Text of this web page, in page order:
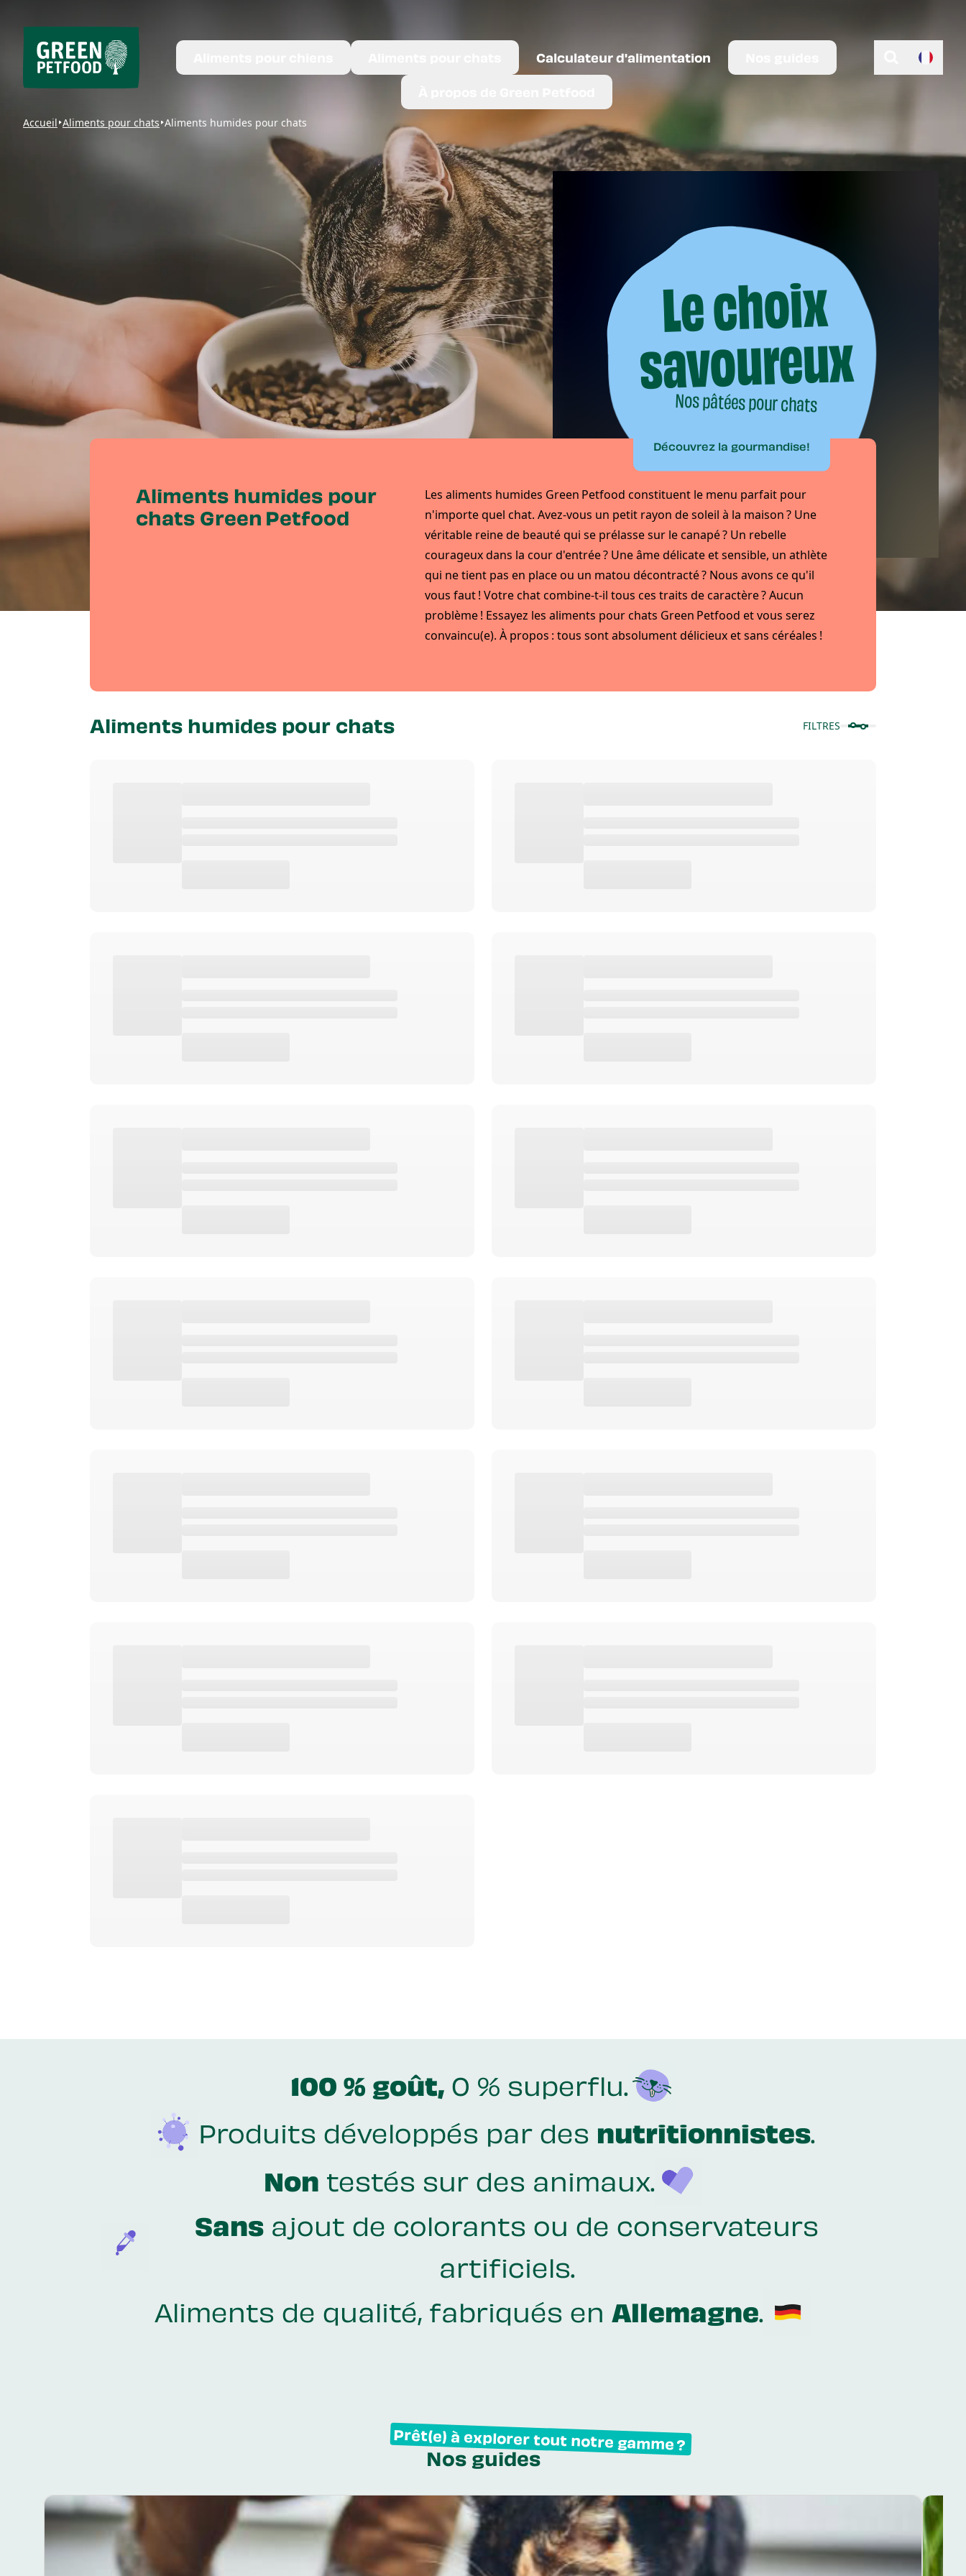
Calculateur d'alimentation
Accueil Aliments pour chats Aliments humides pour chats
Aliments humides pour
chats Green Petfood
Les aliments humides Green Petfood constituent le menu parfait pour
n'importe quel chat. Avez-vous un petit rayon de soleil à la maison ? Une
véritable reine de beauté qui se prélasse sur le canapé ? Un rebelle
courageux dans la cour d'entrée ? Une âme délicate et sensible, un athlète
qui ne tient pas en place ou un matou décontracté ? Nous avons ce qu'il
vous faut ! Votre chat combine-t-il tous ces traits de caractère ? Aucun
problème ! Essayez les aliments pour chats Green Petfood et vous serez
convaincu(e). À propos : tous sont absolument délicieux et sans céréales !
Découvrez la gourmandise!
Le choix
savoureux
Nos pâtées pour chats
Aliments humides pour chats FILTRES
100 % goût,0 % superflu.
Produits développés par des nutritionnistes.
Non testés sur des animaux.
Sans ajout de colorants ou de conservateurs
artificiels.
Aliments de qualité, fabriqués en Allemagne.
Prêt(e) à explorer tout notre gamme ?
Nos guides